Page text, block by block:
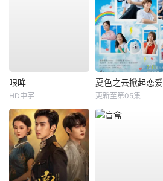
眼眸
HD中字 更新至第05集